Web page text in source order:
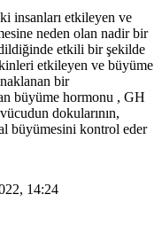
insanları etkileyen ve
neden olan nadir bir
etkili bir şekilde
etkileyen ve büyüme
bir
büyüme hormonu , GH
dokularının,
büyümesini kontrol eder
14:24